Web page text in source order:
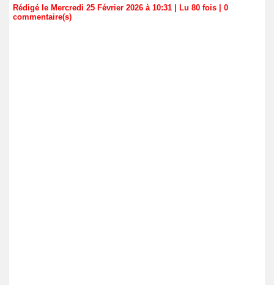
Rédigé le Mercredi 25 Février 2026 à 10:31 | Lu 80 fois | 0
commentaire(s)